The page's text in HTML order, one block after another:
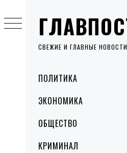
СВЕЖИЕ И ГЛАВНЫЕ НОВОСТИ
MenuПОЛИТИКА
ЭКОНОМИКА
ОБЩЕСТВО
КРИМИНАЛ
to
content